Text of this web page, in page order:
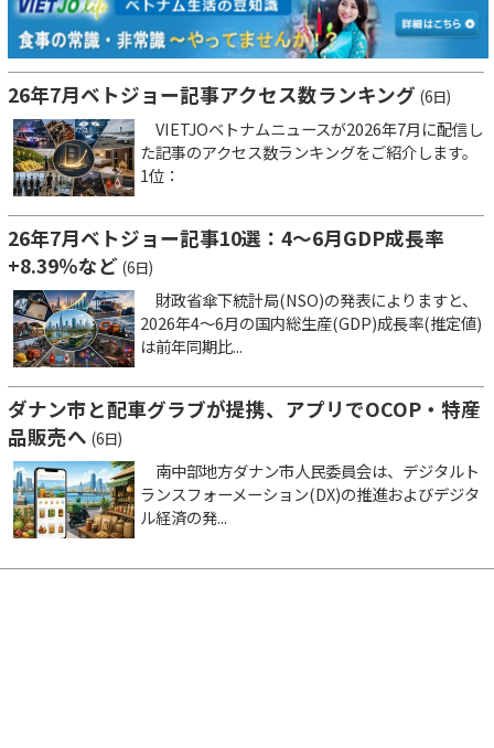
26年7月ベトジョー記事アクセス数ランキング (6日)
VIETJOベトナムニュースが2026年7月に配信し
た記事のアクセス数ランキングをご紹介します。
1位：
26年7月ベトジョー記事10選：4～6月GDP成長率
+8.39％など (6日)
財政省傘下統計局(NSO)の発表によりますと、
2026年4～6月の国内総生産(GDP)成長率(推定値)
は前年同期比...
ダナン市と配車グラブが提携、アプリでOCOP・特産
品販売へ (6日)
南中部地方ダナン市人民委員会は、デジタルト
ランスフォーメーション(DX)の推進およびデジタ
ル経済の発...